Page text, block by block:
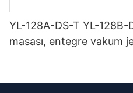
YL-128A-DS-T YL-128B-
masası, entegre vakum